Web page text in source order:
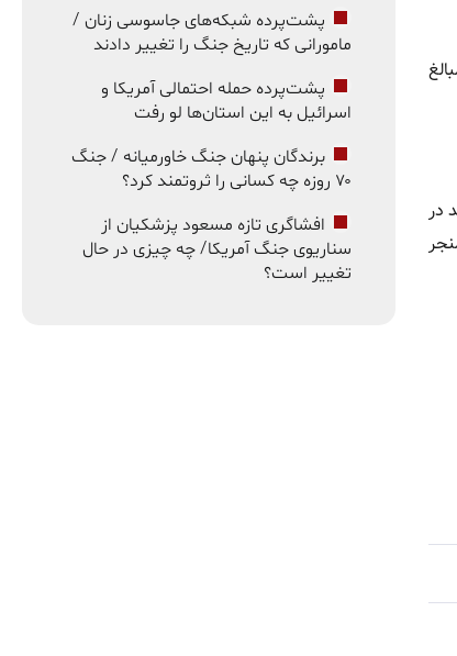
در
پشت‌پرده شبکه‌های جاسوسی زنان /
مامورانی که تاریخ جنگ را تغییر دادند
پشت‌پرده حمله احتمالی آمریکا و
اسرائیل به این استان‌ها لو رفت
برندگان پنهان جنگ خاورمیانه / جنگ
۷۰ روزه چه کسانی را ثروتمند کرد؟
افشاگری تازه مسعود پزشکیان از
سناریوی جنگ آمریکا/ چه چیزی در حال
تغییر است؟